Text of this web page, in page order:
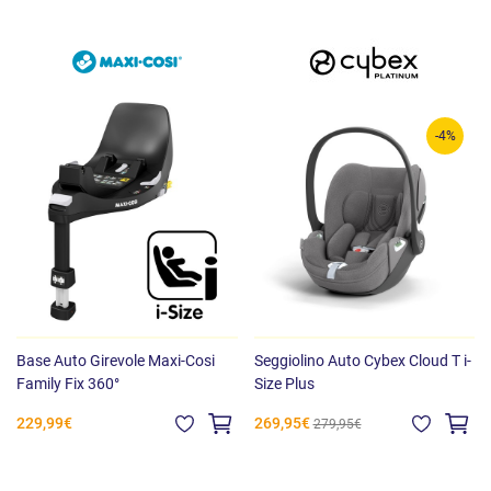
forniscono il modo più sicuro e semplice per installare il seggiolino
auto, mentre utili indicatori visivi mostrano quando la base e il sedile
come genitore.
ClimaFlow per il controllo della temperatura
Approvazione TUV per i viaggi in aereo
Pulsante per garantire l'utilizzo corretto
Feedback visivo dell'installazione
Seggiolino auto ergonomico per la schiena, certificato da AGR
Viaggi comodi per i genitori
Travel system 3 in 1 completo
Riduttore per neonato
Capottina parasole extra-large
Base Auto Girevole Maxi-Cosi
Family Fix 360°
229,99€
-4%
Seggiolino Auto Cybex Cloud T i-
Size Plus
269,95€ 279,95€